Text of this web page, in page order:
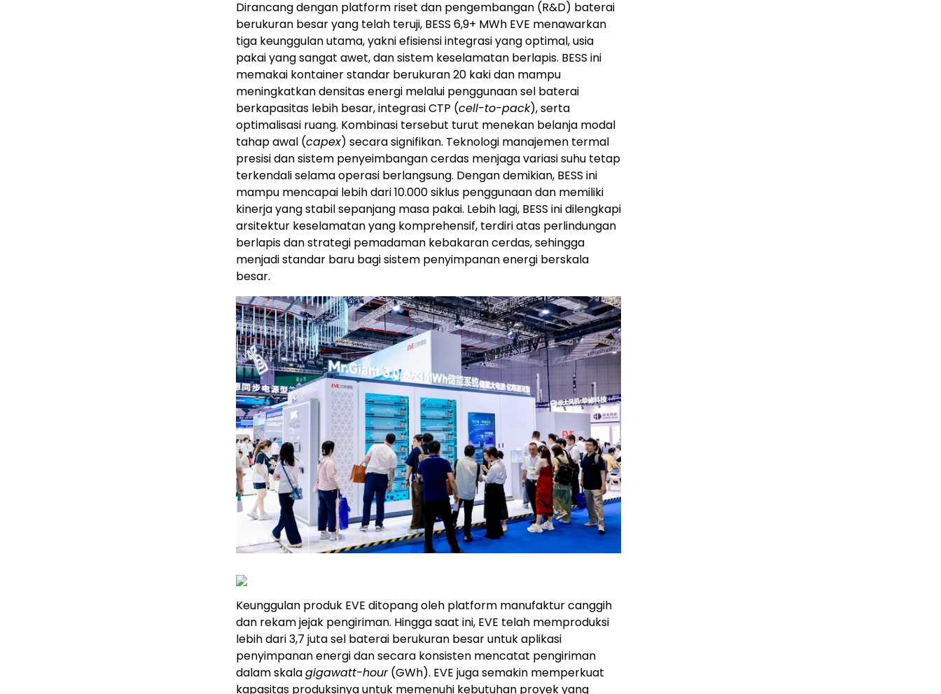
Dirancang dengan platform riset dan pengembangan (R&D) baterai
berukuran besar yang telah teruji, BESS 6,9+ MWh EVE menawarkan
tiga keunggulan utama, yakni efisiensi integrasi yang optimal, usia
pakai yang sangat awet, dan sistem keselamatan berlapis. BESS ini
memakai kontainer standar berukuran 20 kaki dan mampu
meningkatkan densitas energi melalui penggunaan sel baterai
berkapasitas lebih besar, integrasi CTP (cell-to-pack), serta
optimalisasi ruang. Kombinasi tersebut turut menekan belanja modal
tahap awal (capex) secara signifikan. Teknologi manajemen termal
presisi dan sistem penyeimbangan cerdas menjaga variasi suhu tetap
terkendali selama operasi berlangsung. Dengan demikian, BESS ini
mampu mencapai lebih dari 10.000 siklus penggunaan dan memiliki
kinerja yang stabil sepanjang masa pakai. Lebih lagi, BESS ini dilengkapi
arsitektur keselamatan yang komprehensif, terdiri atas perlindungan
berlapis dan strategi pemadaman kebakaran cerdas, sehingga
menjadi standar baru bagi sistem penyimpanan energi berskala
besar.
Keunggulan produk EVE ditopang oleh platform manufaktur canggih
dan rekam jejak pengiriman. Hingga saat ini, EVE telah memproduksi
lebih dari 3,7 juta sel baterai berukuran besar untuk aplikasi
penyimpanan energi dan secara konsisten mencatat pengiriman
dalam skalagigawatt-hour(GWh). EVE juga semakin memperkuat
kapasitas produksinya untuk memenuhi kebutuhan proyek yang